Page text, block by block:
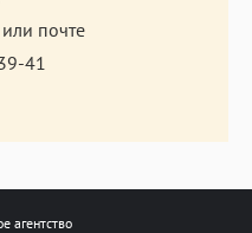
почте
41
агентство